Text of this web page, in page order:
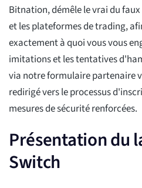
Bitnation, démêle le vrai du
et les plateformes de trading,
exactement à quoi vous vous
imitations et les tentatives
via notre formulaire partenaire
redirigé vers le processus
mesures de sécurité renforcées.
Présentation du
Switch